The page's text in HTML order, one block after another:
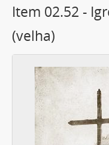
Item 02.52 -
(velha)